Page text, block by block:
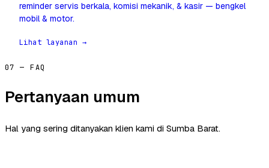
reminder servis berkala, komisi mekanik, & kasir — bengkel
mobil & motor.
Lihat layanan →
07 — FAQ
Pertanyaan umum
Hal yang sering ditanyakan klien kami di Sumba Barat.